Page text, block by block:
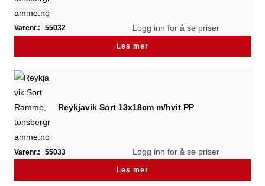
Varenr.: 55032 Logg inn for å se priser
Les mer
Reykjavik Sort 13x18cm m/hvit PP
Varenr.: 55033 Logg inn for å se priser
Les mer